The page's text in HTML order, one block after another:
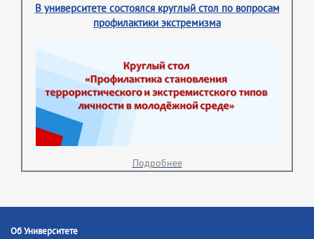
В университете состоялся круглый стол по вопросам
профилактики экстремизма
Подробнее
Об Университете